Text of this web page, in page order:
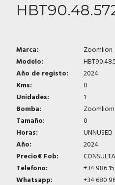
Marca:
Zoomlion
Modelo:
Año de registo:
2024
Kms:
0
Unidades:
1
Bomba:
Zoomliom
Tamaño:
0
Horas:
UNNUSED
Año:
2024
Precio€ Fob:
Telefono:
+34 986
Whatsapp:
+34 680